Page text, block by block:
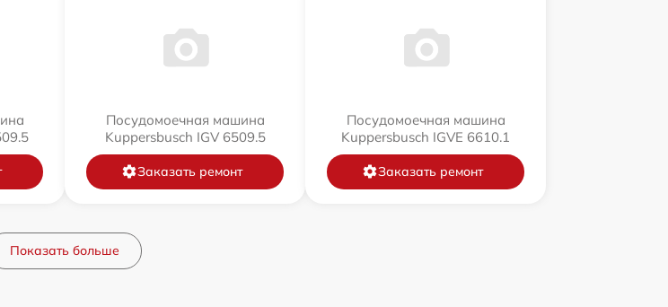
Посудомоечная машина
Kuppersbusch IGV 6509.5
Заказать ремонт
Посудомоечная машина
Kuppersbusch IGVE 6610.1
Заказать ремонт
Показать больше